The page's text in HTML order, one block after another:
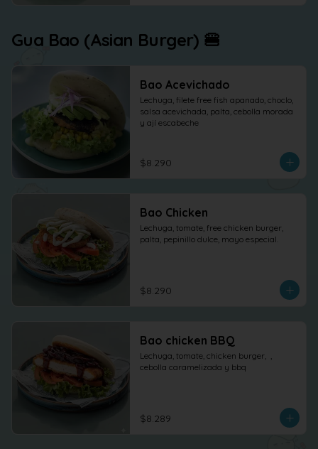
Gua Bao (Asian Burger) 🍔
Bao Acevichado
Lechuga, filete free fish apanado, choclo,
salsa acevichada, palta, cebolla morada
y ají escabeche
$8.290
Bao Chicken
Lechuga, tomate, free chicken burger,
palta, pepinillo dulce, mayo especial.
$8.290
Bao chicken BBQ
Lechuga, tomate, chicken burger,  ,
cebolla caramelizada y bbq
$8.289